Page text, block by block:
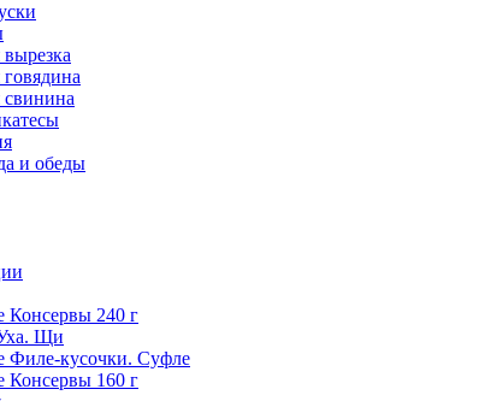
и обеды
Консервы 240 г
Щи
Филе-кусочки. Суфле
Консервы 160 г